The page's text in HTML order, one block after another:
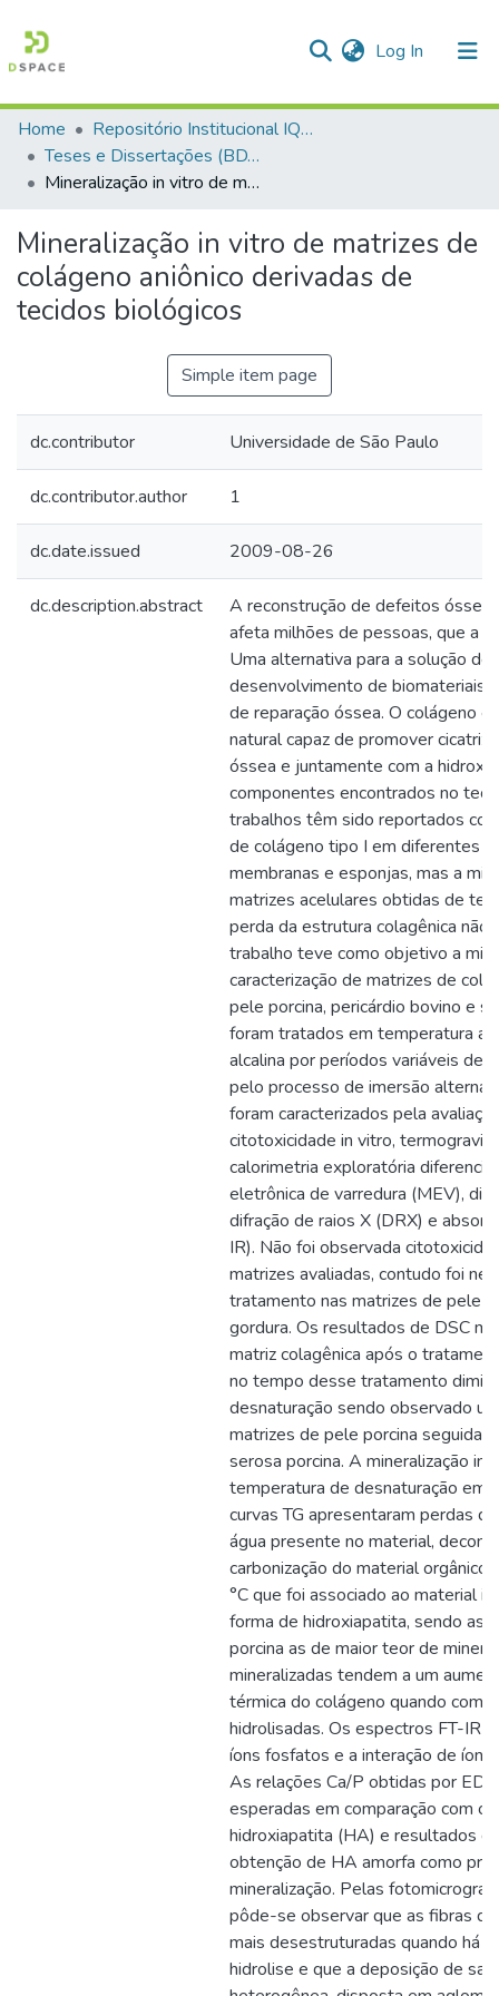
Log In (current)
Communities & Collections
All of DSpace
Statistics
Home
Repositório Institucional IQSC
Teses e Dissertações (BDTD USP)
Mineralização in vitro de matrizes de colágeno aniônico derivadas de tecidos biológicos
Mineralização in vitro de matrizes de
colágeno aniônico derivadas de
tecidos biológicos
Simple item page
dc.contributor Universidade de São Paulo
dc.contributor.author 1
dc.date.issued 2009-08-26
dc.description.abstract
A reconstrução de defeitos
afeta milhões de pessoas, que a
Uma alternativa para a solução
desenvolvimento de biomateriais
de reparação óssea. O colágeno
natural capaz de promover
óssea e juntamente com a
componentes encontrados no
trabalhos têm sido reportados
de colágeno tipo I em diferentes
membranas e esponjas, mas a
matrizes acelulares obtidas de
perda da estrutura colagênica
trabalho teve como objetivo a
caracterização de matrizes de
pele porcina, pericárdio bovino e
foram tratados em temperatura
alcalina por períodos variáveis de
pelo processo de imersão
foram caracterizados pela
citotoxicidade in vitro,
calorimetria exploratória
eletrônica de varredura (MEV),
difração de raios X (DRX) e
IR). Não foi observada
matrizes avaliadas, contudo foi
tratamento nas matrizes de pele
gordura. Os resultados de DSC
matriz colagênica após o
no tempo desse tratamento
desnaturação sendo observado
matrizes de pele porcina seguidas
serosa porcina. A mineralização
temperatura de desnaturação em
curvas TG apresentaram perdas
água presente no material,
carbonização do material
°C que foi associado ao material
forma de hidroxiapatita, sendo as
porcina as de maior teor de
mineralizadas tendem a um
térmica do colágeno quando
hidrolisadas. Os espectros FT-IR
íons fosfatos e a interação de íons
As relações Ca/P obtidas por
esperadas em comparação com o
hidroxiapatita (HA) e resultados
obtenção de HA amorfa como
mineralização. Pelas
pôde-se observar que as fibras
mais desestruturadas quando há
hidrolise e que a deposição de